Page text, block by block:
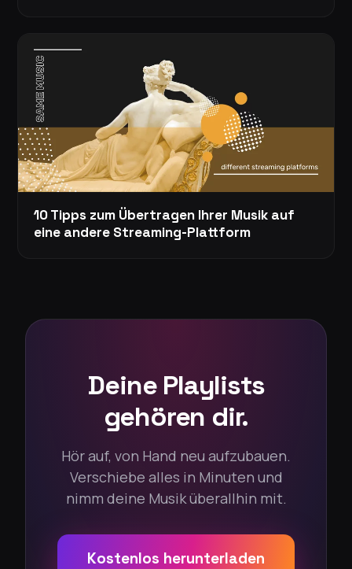
10 Tipps zum Übertragen Ihrer Musik auf
eine andere Streaming-Plattform
Deine Playlists
gehören dir.
Hör auf, von Hand neu aufzubauen.
Verschiebe alles in Minuten und
nimm deine Musik überallhin mit.
Kostenlos herunterladen